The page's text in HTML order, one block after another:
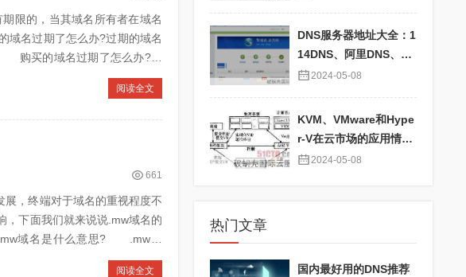
的，当其域名所有者在域名
域名过期了怎么办?过期的域名
购买的域名过期了怎么办?
阅读全文
661
终端对于域名的重视程度不
，下面我们就来说说.mw域名的
域名是什么意思? .mw域
阅读全文
DNS服务器地址大全：1
14DNS、阿里DNS、百
度DNS、360DNS、Go
2024-05-08
KVM、VMware和Hype
r-V在云市场的应用情况
对比及性能分析
2024-05-08
热门文章
国内最好用的DNS推荐